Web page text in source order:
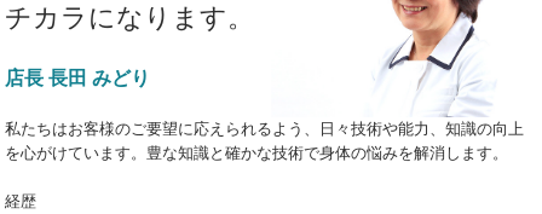
チカラになります。
店長 長田 みどり
私たちはお客様のご要望に応えられるよう、日々技術や能力、知識の向上
を心がけています。豊な知識と確かな技術で身体の悩みを解消します。
経歴